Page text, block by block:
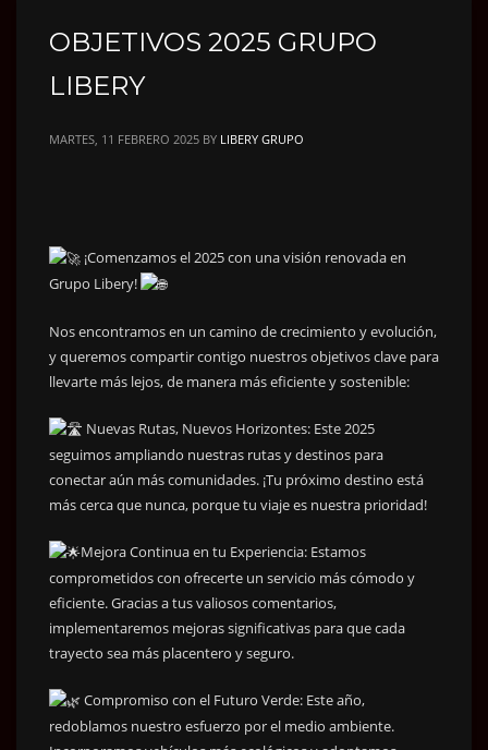
OBJETIVOS 2025 GRUPO
LIBERY
MARTES, 11 FEBRERO 2025 BY LIBERY GRUPO
¡Comenzamos el 2025 con una visión renovada en
Grupo Libery!
Nos encontramos en un camino de crecimiento y evolución,
y queremos compartir contigo nuestros objetivos clave para
llevarte más lejos, de manera más eficiente y sostenible:
Nuevas Rutas, Nuevos Horizontes: Este 2025
seguimos ampliando nuestras rutas y destinos para
conectar aún más comunidades. ¡Tu próximo destino está
más cerca que nunca, porque tu viaje es nuestra prioridad!
Mejora Continua en tu Experiencia: Estamos
comprometidos con ofrecerte un servicio más cómodo y
eficiente. Gracias a tus valiosos comentarios,
implementaremos mejoras significativas para que cada
trayecto sea más placentero y seguro.
Compromiso con el Futuro Verde: Este año,
redoblamos nuestro esfuerzo por el medio ambiente.